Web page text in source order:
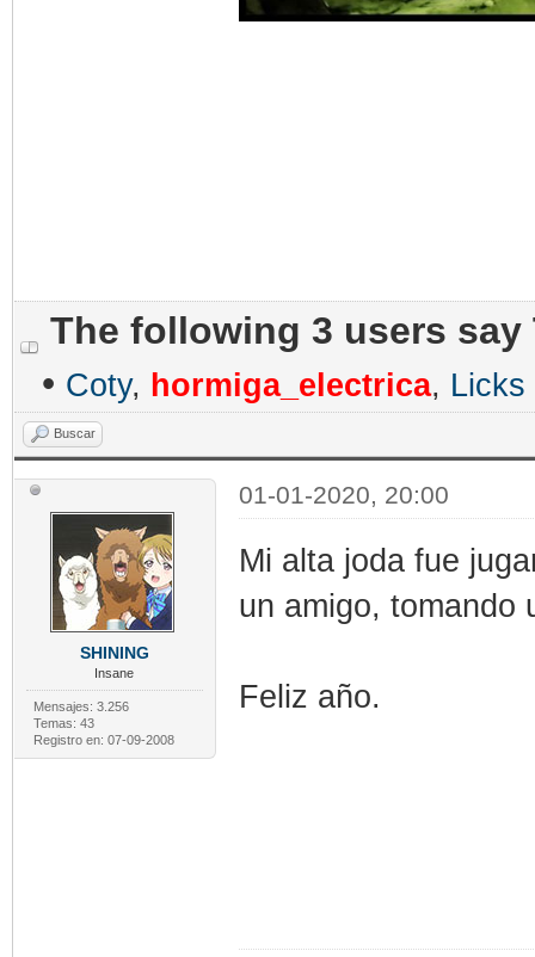
The following 3 users
• Coty, hormiga_electrica, Licks
Buscar
SHINING
Insane
Mensajes: 3.256
Temas: 43
Registro en: 07-09-2008
01-01-2020, 20:00
Mi alta joda fue
un amigo, tomando
Feliz año.